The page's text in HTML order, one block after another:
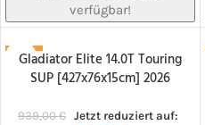
verfügbar!
-21%
NACHBESTELLT!
Gladiator Elite 14.0T Touring
SUP [427x76x15cm] 2026
939,00€ Jetzt reduziert auf: